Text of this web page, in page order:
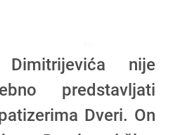
nije
predstavljati
Dveri. On